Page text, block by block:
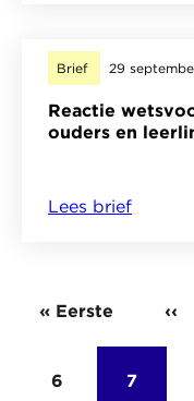
Brief 29
Reactie
ouders en
Lees brief
en
Paginering
Eerste
pagina
« Eerste ‹‹
Pagina
6 Pagina
7